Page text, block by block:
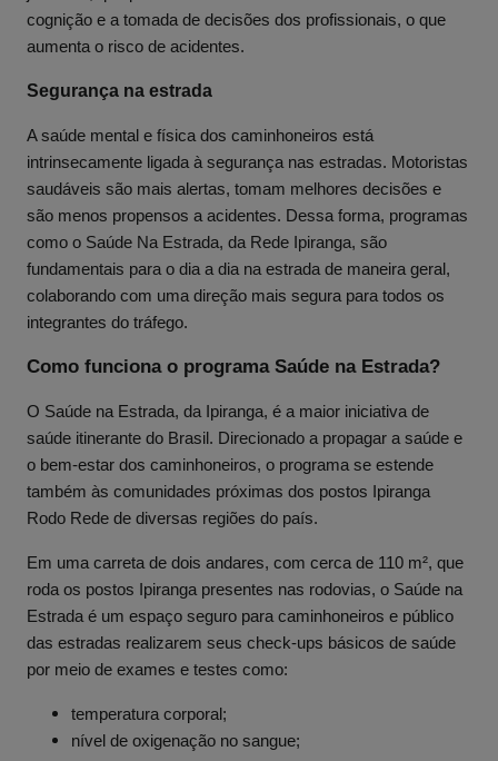
cognição e a tomada de decisões dos profissionais, o que
aumenta o risco de acidentes.
Segurança na estrada
A saúde mental e física dos caminhoneiros está
intrinsecamente ligada à segurança nas estradas. Motoristas
saudáveis são mais alertas, tomam melhores decisões e
são menos propensos a acidentes. Dessa forma, programas
como o Saúde Na Estrada, da Rede Ipiranga, são
fundamentais para o dia a dia na estrada de maneira geral,
colaborando com uma direção mais segura para todos os
integrantes do tráfego.
Como funciona o programa Saúde na Estrada?
O Saúde na Estrada, da Ipiranga, é a maior iniciativa de
saúde itinerante do Brasil. Direcionado a propagar a saúde e
o bem-estar dos caminhoneiros, o programa se estende
também às comunidades próximas dos postos Ipiranga
Rodo Rede de diversas regiões do país.
Em uma carreta de dois andares, com cerca de 110 m², que
roda os postos Ipiranga presentes nas rodovias, o Saúde na
Estrada é um espaço seguro para caminhoneiros e público
das estradas realizarem seus check-ups básicos de saúde
por meio de exames e testes como:
temperatura corporal;
nível de oxigenação no sangue;